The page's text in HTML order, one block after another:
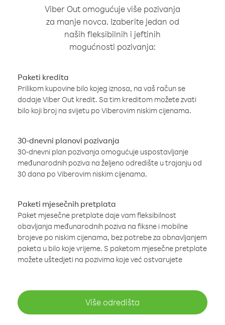
Viber Out omogućuje više pozivanja
za manje novca. Izaberite jedan od
naših fleksibilnih i jeftinih
mogućnosti pozivanja:
Paketi kredita
Prilikom kupovine bilo kojeg iznosa, na vaš račun se
dodaje Viber Out kredit. Sa tim kreditom možete zvati
bilo koji broj na svijetu po Viberovim niskim cijenama.
30-dnevni planovi pozivanja
30-dnevni plan pozivanja omogućuje uspostavljanje
međunarodnih poziva na željeno odredište u trajanju od
30 dana po Viberovim niskim cijenama.
Paketi mjesečnih pretplata
Paket mjesečne pretplate daje vam fleksibilnost
obavljanja međunarodnih poziva na fiksne i mobilne
brojeve po niskim cijenama, bez potrebe za obnavljanjem
paketa u bilo koje vrijeme. S paketom mjesečne pretplate
možete uštedjeti na pozivima koje već ostvarujete
Više odredišta